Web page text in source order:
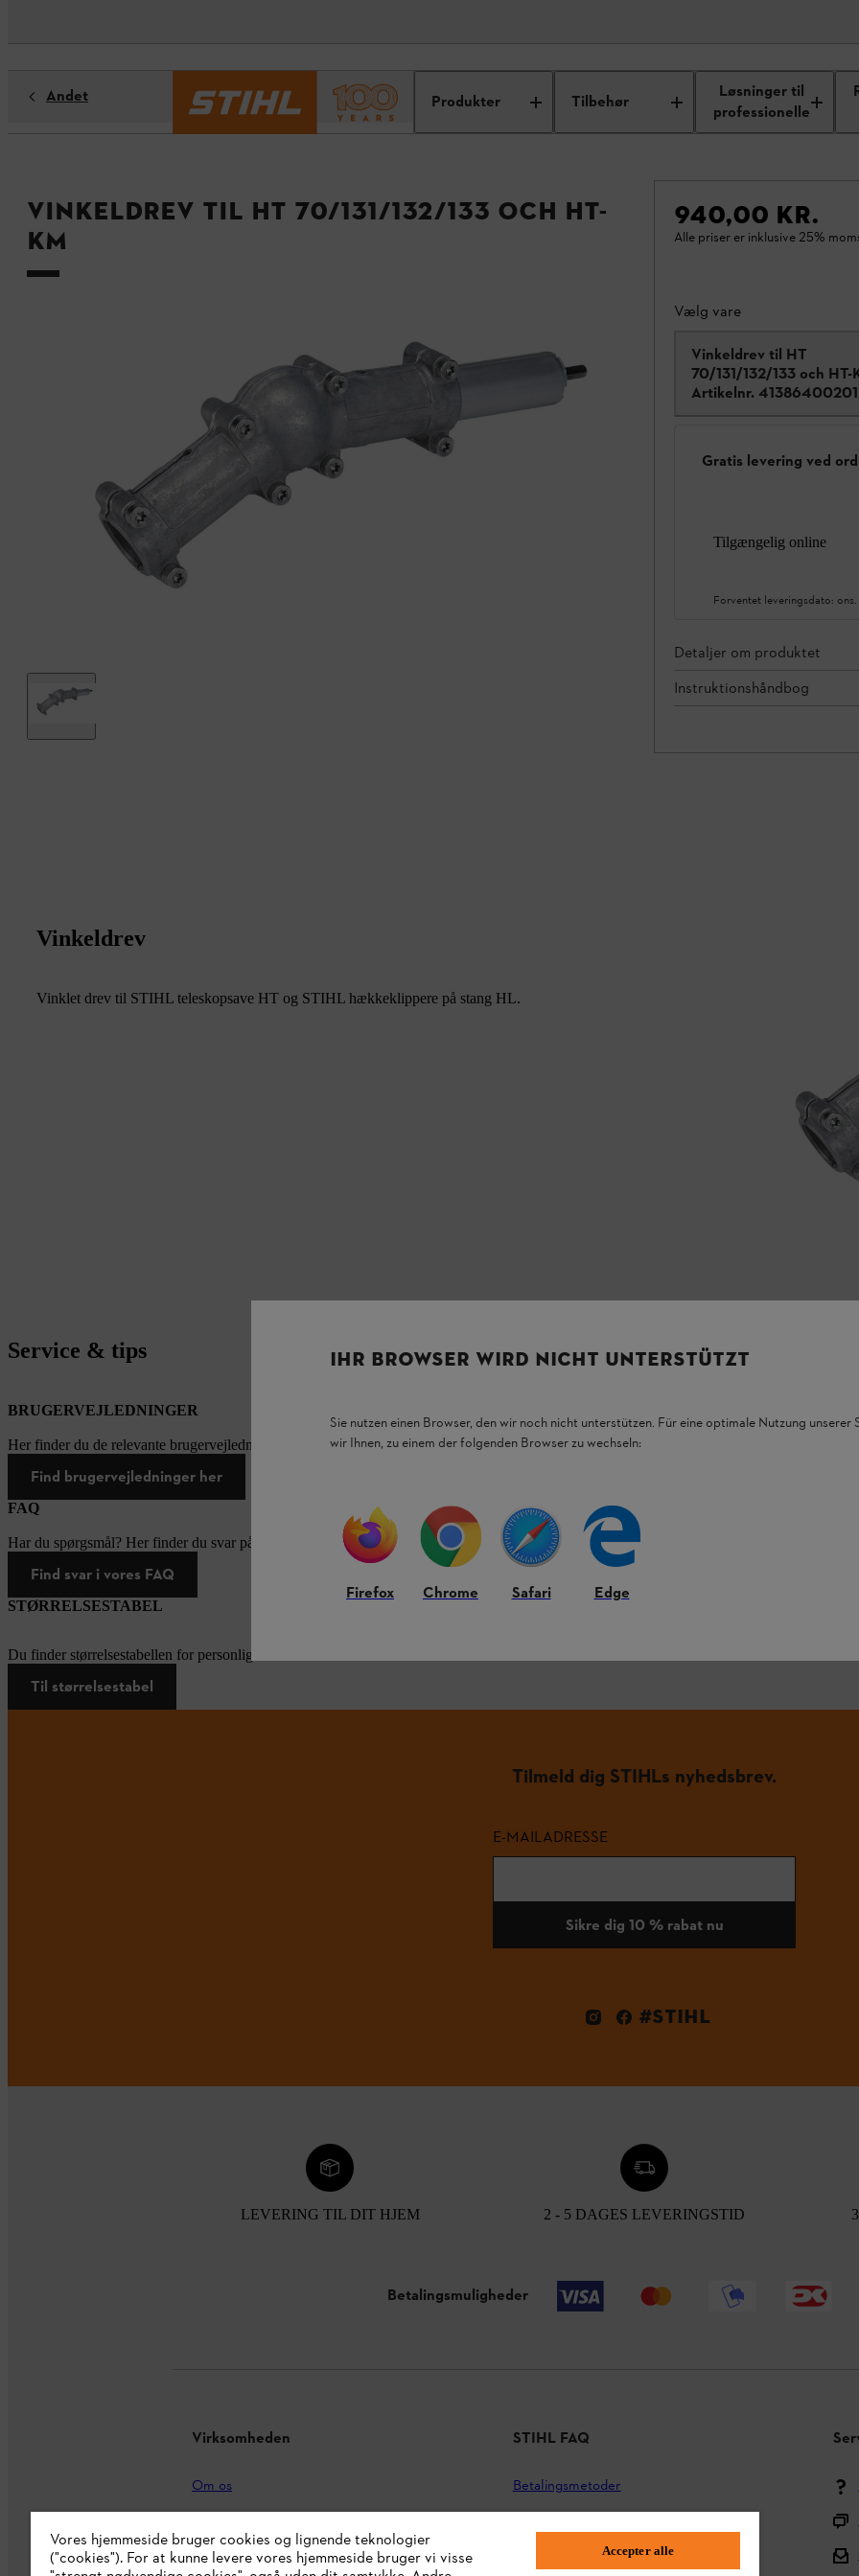
Produkter Tilbehør
Løsninger til
professionelle
Andet
Vinkeldrev til HT 70/131/132/133 och HT-
KM
940,00 KR.
Alle priser er inklusive 25%
Vælg vare
Vinkeldrev til HT
70/131/132/133 och HT-
Artikelnr. 41386400201
Gratis levering ved
Tilgængelig online
Forventet leveringsdato:
Detaljer om produktet
Instruktionshåndbog
Vinkeldrev
Vinklet drev til STIHL teleskopsave HT og STIHL hækkeklippere på stang HL.
Service & tips
BRUGERVEJLEDNINGER
Her finder du de relevante brugervejledninger til vores STIHL-produkter.
Find brugervejledninger her
FAQ
Har du spørgsmål? Her finder du svar på de oftest stillede spørgsmål.
Find svar i vores FAQ
STØRRELSESTABEL
Du finder størrelsestabellen for personlige værnemidler her.
Til størrelsestabel
Tilmeld dig STIHLs nyhedsbrev.
E-MAILADRESSE
Sikre dig 10 % rabat nu
#STIHL
LEVERING TIL DIT HJEM 2 - 5 DAGES LEVERINGSTID
Betalingsmuligheder
Virksomheden
Om os
STIHL brand shop
STIHL FAQ
Betalingsmetoder
Tilbage til midten
IHR BROWSER WIRD NICHT UNTERSTÜTZT
Sie nutzen einen Browser, den wir noch nicht unterstützen. Für eine optimale Nutzung unserer
wir Ihnen, zu einem der folgenden Browser zu wechseln:
Firefox Chrome Safari Edge
Vores hjemmeside bruger cookies og lignende teknologier
("cookies"). For at kunne levere vores hjemmeside bruger vi visse
Accepter alle